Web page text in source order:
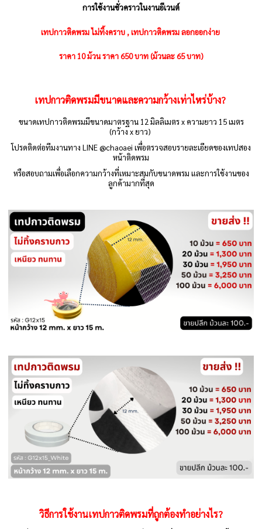
การใช้งานชั่วคราวในงานอีเวนต์
เทปกาวติดพรม ไม่ทิ้งคราบ ,เทปกาวติดพรม ลอกออกง่าย
ราคา 10 ม้วน ราคา 650 บาท (ม้วนละ 65 บาท)
เทปกาวติดพรมมีขนาดและความกว้างเท่าไหร่บ้าง?
ขนาดเทปกาวติดพรมมีขนาดมาตรฐาน 12 มิลลิเมตร x ความยาว 15 เมตร
(กว้าง x ยาว)
โปรดติดต่อทีมงานทาง LINE @chaoaei เพื่อตรวจสอบรายละเอียดของเทปสอง
หน้าติดพรม
หรือสอบถามเพื่อเลือกความกว้างที่เหมาะสมกับขนาดพรม และการใช้งานของ
ลูกค้ามากที่สุด
วิธีการใช้งานเทปกาวติดพรมที่ถูกต้องทำอย่างไร?